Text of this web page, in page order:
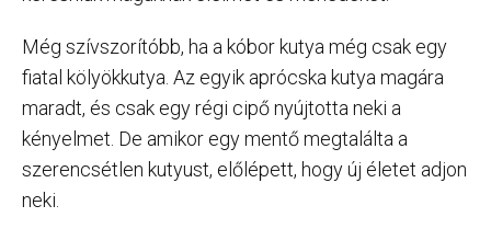
Még szívszorítóbb, ha a kóbor kutya még csak egy
fiatal kölyökkutya. Az egyik aprócska kutya magára
maradt, és csak egy régi cipő nyújtotta neki a
kényelmet. De amikor egy mentő megtalálta a
szerencsétlen kutyust, előlépett, hogy új életet adjon
neki.